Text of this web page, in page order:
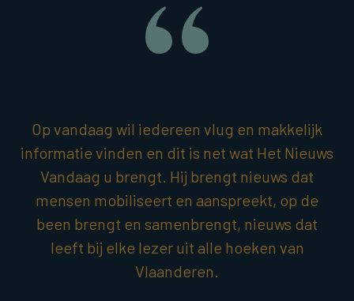
Op vandaag wil iedereen vlug en makkelijk
informatie vinden en dit is net wat Het Nieuws
Vandaag u brengt. Hij brengt nieuws dat
mensen mobiliseert en aanspreekt, op de
been brengt en samenbrengt, nieuws dat
leeft bij elke lezer uit alle hoeken van
Vlaanderen.